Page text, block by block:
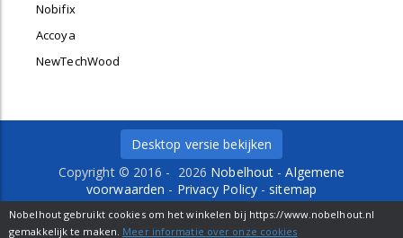
Nobifix
Accoya
NewTechWood
Desktop versie bekijken
Copyright © 2016 - 2026 Nobelhout -Algemene
voorwaarden - Privacy Policy- sitemap
Delfweg 36 b-2211 VM-Noordwijkerhout- Tel. 0252-
429484 -info@nobelhout.nl
Nobelhout gebruikt cookies om het winkelen bij https://www.nobelhout.nl
gemakkelijk te maken. Meer informatie over onze cookies